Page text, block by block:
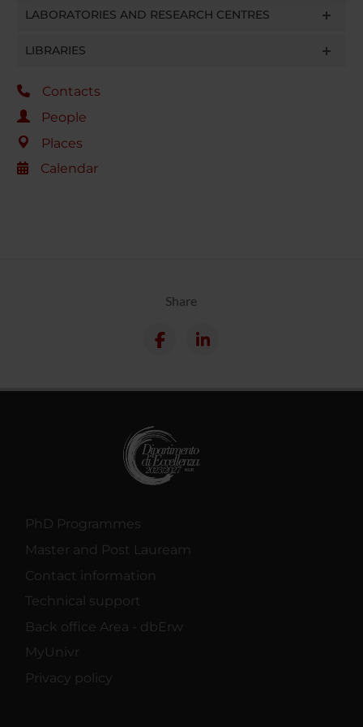
LABORATORIES AND RESEARCH CENTRES
LIBRARIES
Contacts
People
Places
Calendar
Share
PhD Programmes
Master and Post Lauream
Contact information
Technical support
Back office Area - dbErw
MyUnivr
Privacy policy